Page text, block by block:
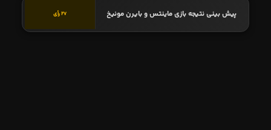
پیش بینی نتیجه بازی ماینتس و بایرن مونیخ 27 رأی